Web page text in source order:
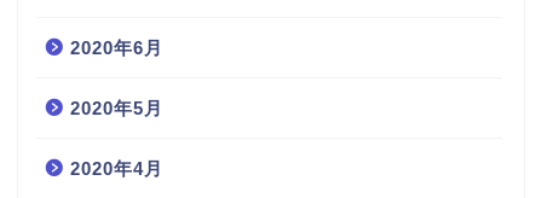
2020年6月
2020年5月
2020年4月